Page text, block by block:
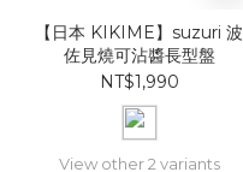
【日本 KIKIME】suzuri 波
佐見燒可沾醬長型盤
NT$1,990
View other 2 variants